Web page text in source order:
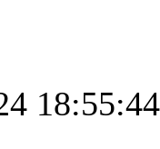
18:55:44